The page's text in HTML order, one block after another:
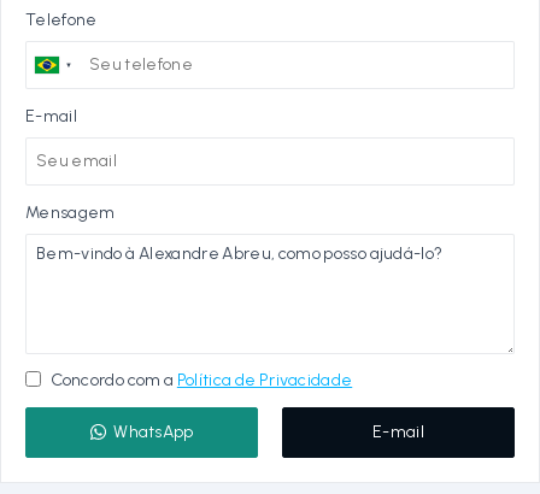
Telefone
E-mail
Mensagem
Concordo com a Política de Privacidade
WhatsApp E-mail